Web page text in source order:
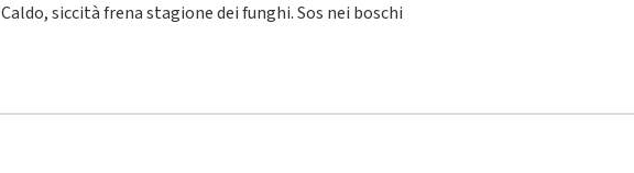
Caldo, siccità frena stagione dei funghi. Sos nei boschi